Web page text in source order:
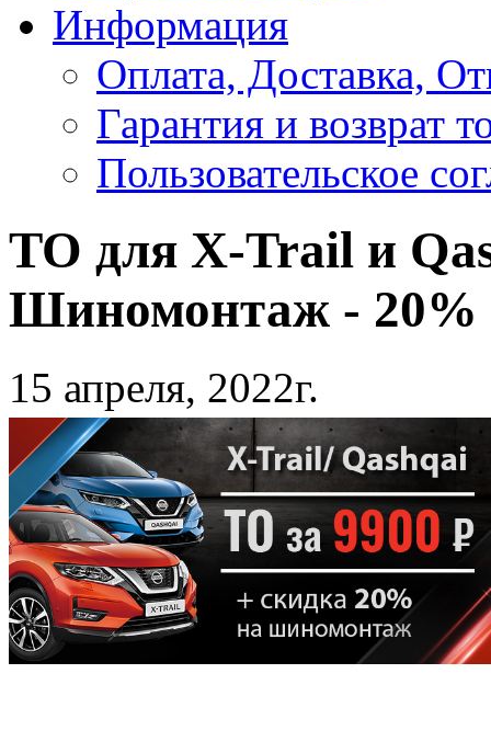
Информация
Оплата, Доставка,
Гарантия и возврат
Пользовательское
ТО для X-Trail и
Шиномонтаж - 20%
15 апреля, 2022г.